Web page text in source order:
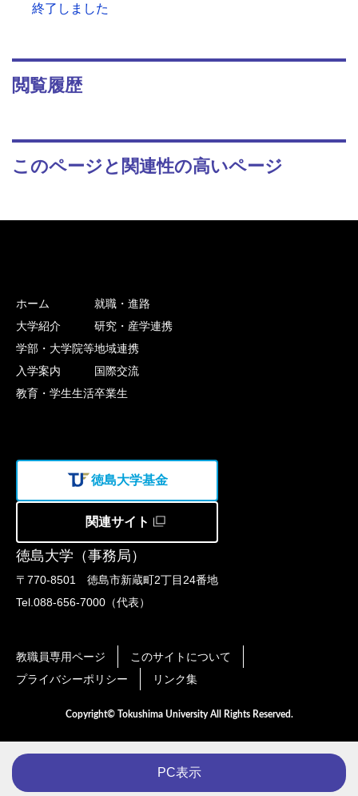
終了しました
閲覧履歴
このページと関連性の高いページ
徳島大学（事務局）
〒770-8501 徳島市新蔵町2丁目24番地
Tel.088-656-7000（代表）
ホーム
大学紹介
学部・大学院等
入学案内
教育・学生生活
就職・進路
研究・産学連携
地域連携
国際交流
卒業生
徳島大学基金
関連サイト
教職員専用ページ
このサイトについて
プライバシーポリシー
リンク集
Copyright© Tokushima University All Rights Reserved.
PC表示